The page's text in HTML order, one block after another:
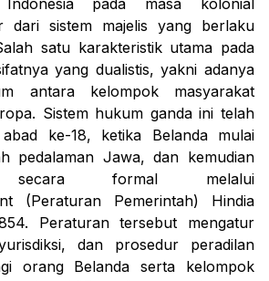
pada masa kolonial
dari sistem majelis yang berlaku
satu karakteristik utama pada
yang dualistis, yakni adanya
antara kelompok masyarakat
Sistem hukum ganda ini telah
ke-18, ketika Belanda mulai
pedalaman Jawa, dan kemudian
secara formal melalui
(Peraturan Pemerintah) Hindia
Peraturan tersebut mengatur
dan prosedur peradilan
orang Belanda serta kelompok